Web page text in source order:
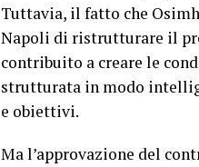
Tuttavia, il fatto che
Napoli di ristrutturare il
contribuito a creare le
strutturata in modo
e obiettivi.
Ma l’approvazione del